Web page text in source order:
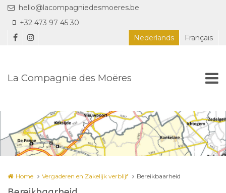
Overslaan en naar de inhoud gaan
hello@lacompagniedesmoeres.be
+32 473 97 45 30
Nederlands
Français
La Compagnie des Moëres
Home Vergaderen en Zakelijk verblijf Bereikbaarheid